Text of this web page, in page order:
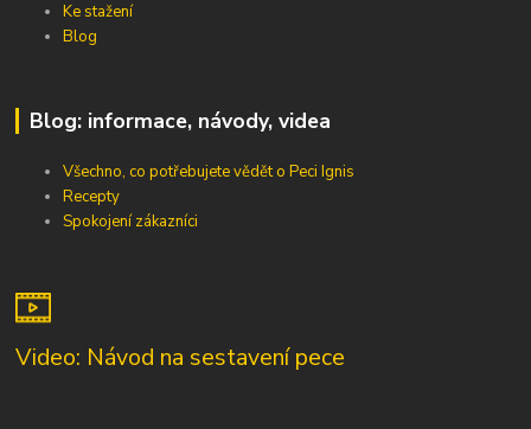
Ke stažení
Blog
Blog: informace, návody, videa
Všechno, co potřebujete vědět o Peci Ignis
Recepty
Spokojení zákazníci
Video: Návod na sestavení pece